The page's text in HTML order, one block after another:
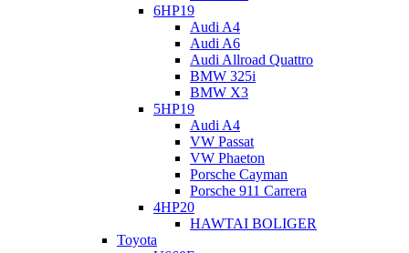
6HP19
Audi A4
Audi A6
Audi Allroad Quattro
BMW 325i
BMW X3
5HP19
Audi A4
VW Passat
VW Phaeton
Porsche Cayman
Porsche 911 Carrera
4HP20
HAWTAI BOLIGER
Toyota